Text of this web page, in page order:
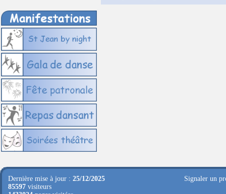
Dernière mise à jour : 25/12/2025
85597 visiteurs
Signaler un